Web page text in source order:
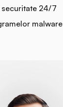
24/7
malware